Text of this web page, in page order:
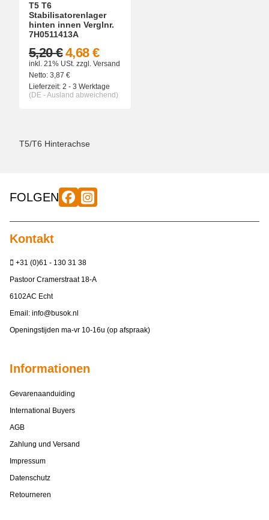
T5 T6
Stabilisatorenlager
hinten innen Verglnr.
7H0511413A
4,68 €
5,20 €
inkl. 21% USt. zzgl. Versand
Netto: 3,87 €
Lieferzeit: 2 - 3 Werktage
(DE - Ausland abweichend)
T5/T6 Hinterachse
FOLGEN
Kontakt
+31 (0)61 - 130 31 38
Pastoor Cramerstraat 18-A
6102AC Echt
Email: info@busok.nl
Openingstijden ma-vr 10-16u (op afspraak)
Informationen
Gevarenaanduiding
International Buyers
AGB
Zahlung und Versand
Impressum
Datenschutz
Retourneren